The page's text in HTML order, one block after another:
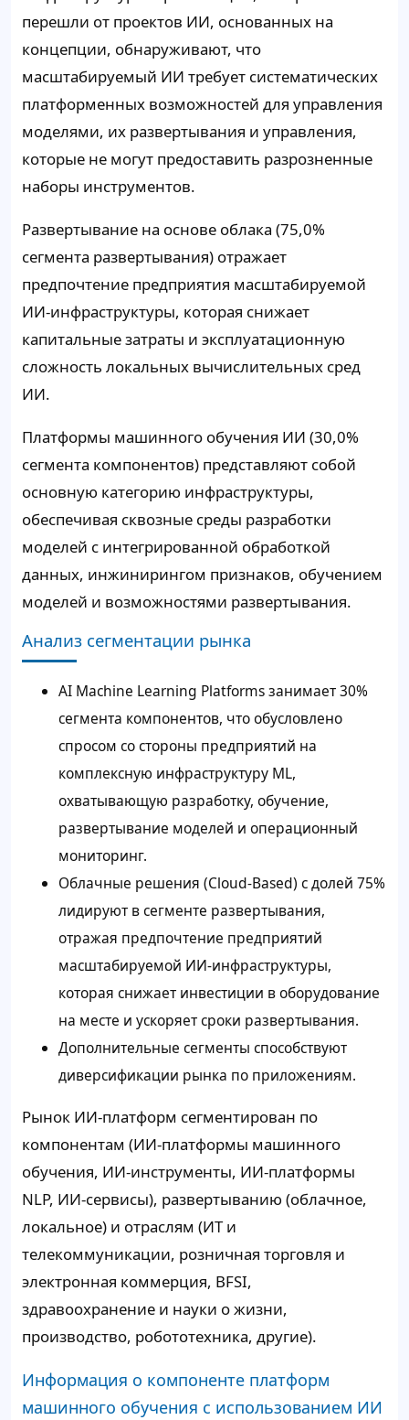
перешли от проектов ИИ, основанных на
концепции, обнаруживают, что
масштабируемый ИИ требует систематических
платформенных возможностей для управления
моделями, их развертывания и управления,
которые не могут предоставить разрозненные
наборы инструментов.
Развертывание на основе облака (75,0%
сегмента развертывания) отражает
предпочтение предприятия масштабируемой
ИИ-инфраструктуры, которая снижает
капитальные затраты и эксплуатационную
сложность локальных вычислительных сред
ИИ.
Платформы машинного обучения ИИ (30,0%
сегмента компонентов) представляют собой
основную категорию инфраструктуры,
обеспечивая сквозные среды разработки
моделей с интегрированной обработкой
данных, инжинирингом признаков, обучением
моделей и возможностями развертывания.
Анализ сегментации рынка
AI Machine Learning Platforms занимает 30%
сегмента компонентов, что обусловлено
спросом со стороны предприятий на
комплексную инфраструктуру ML,
охватывающую разработку, обучение,
развертывание моделей и операционный
мониторинг.
Облачные решения (Cloud-Based) с долей 75%
лидируют в сегменте развертывания,
отражая предпочтение предприятий
масштабируемой ИИ-инфраструктуры,
которая снижает инвестиции в оборудование
на месте и ускоряет сроки развертывания.
Дополнительные сегменты способствуют
диверсификации рынка по приложениям.
Рынок ИИ-платформ сегментирован по
компонентам (ИИ-платформы машинного
обучения, ИИ-инструменты, ИИ-платформы
NLP, ИИ-сервисы), развертыванию (облачное,
локальное) и отраслям (ИТ и
телекоммуникации, розничная торговля и
электронная коммерция, BFSI,
здравоохранение и науки о жизни,
производство, робототехника, другие).
Информация о компоненте платформ
машинного обучения с использованием ИИ